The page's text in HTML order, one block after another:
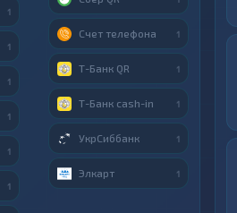
1
1
1
1
1
1
Счет телефона 1
Т-Банк QR 1
Т-Банк cash-in 1
УкрСиббанк 1
Элкарт 1